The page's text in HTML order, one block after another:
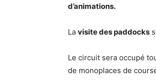
d’animations.
La visite des paddocks
Le circuit sera occupé
de monoplaces de